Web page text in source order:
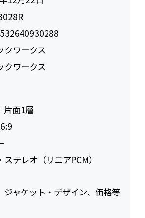
クワークス
クワークス
片面1層
ステレオ（リニアPCM）
ャケット・デザイン、価格等